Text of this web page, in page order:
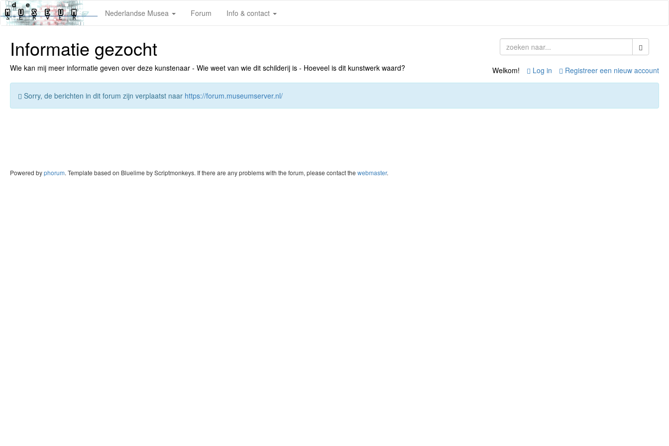
Nederlandse Musea Forum Info & contact
Welkom! Log in Registreer een nieuw account
Informatie gezocht
Wie kan mij meer informatie geven over deze kunstenaar - Wie weet van wie dit schilderij is - Hoeveel is dit kunstwerk waard?
Sorry, de berichten in dit forum zijn verplaatst naar https://forum.museumserver.nl/
Powered byphorum. Template based on Bluelime by Scriptmonkeys. If there are any problems with the forum, please contact the webmaster.